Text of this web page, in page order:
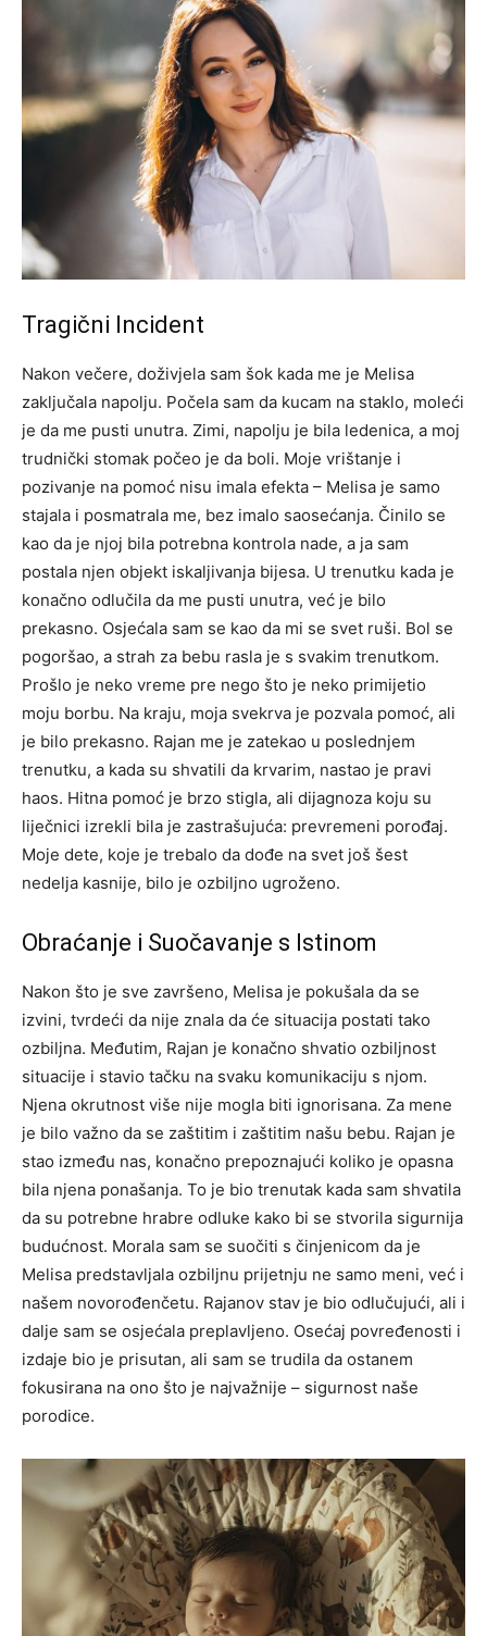
Tragični Incident
Nakon večere, doživjela sam šok kada me je Melisa
zaključala napolju. Počela sam da kucam na staklo, moleći
je da me pusti unutra. Zimi, napolju je bila ledenica, a moj
trudnički stomak počeo je da boli. Moje vrištanje i
pozivanje na pomoć nisu imala efekta – Melisa je samo
stajala i posmatrala me, bez imalo saosećanja. Činilo se
kao da je njoj bila potrebna kontrola nade, a ja sam
postala njen objekt iskaljivanja bijesa. U trenutku kada je
konačno odlučila da me pusti unutra, već je bilo
prekasno. Osjećala sam se kao da mi se svet ruši. Bol se
pogoršao, a strah za bebu rasla je s svakim trenutkom.
Prošlo je neko vreme pre nego što je neko primijetio
moju borbu. Na kraju, moja svekrva je pozvala pomoć, ali
je bilo prekasno. Rajan me je zatekao u poslednjem
trenutku, a kada su shvatili da krvarim, nastao je pravi
haos. Hitna pomoć je brzo stigla, ali dijagnoza koju su
liječnici izrekli bila je zastrašujuća: prevremeni porođaj.
Moje dete, koje je trebalo da dođe na svet još šest
nedelja kasnije, bilo je ozbiljno ugroženo.
Obraćanje i Suočavanje s Istinom
Nakon što je sve završeno, Melisa je pokušala da se
izvini, tvrdeći da nije znala da će situacija postati tako
ozbiljna. Međutim, Rajan je konačno shvatio ozbiljnost
situacije i stavio tačku na svaku komunikaciju s njom.
Njena okrutnost više nije mogla biti ignorisana. Za mene
je bilo važno da se zaštitim i zaštitim našu bebu. Rajan je
stao između nas, konačno prepoznajući koliko je opasna
bila njena ponašanja. To je bio trenutak kada sam shvatila
da su potrebne hrabre odluke kako bi se stvorila sigurnija
budućnost. Morala sam se suočiti s činjenicom da je
Melisa predstavljala ozbiljnu prijetnju ne samo meni, već i
našem novorođenčetu. Rajanov stav je bio odlučujući, ali i
dalje sam se osjećala preplavljeno. Osećaj povređenosti i
izdaje bio je prisutan, ali sam se trudila da ostanem
fokusirana na ono što je najvažnije – sigurnost naše
porodice.